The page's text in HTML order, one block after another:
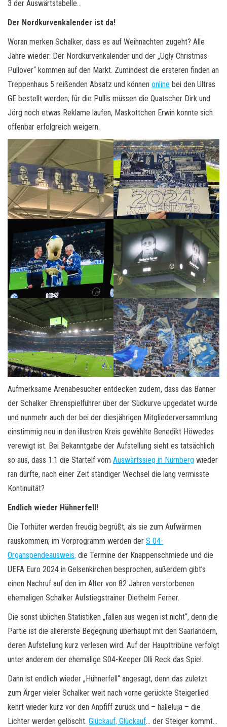
3 der Auswärtstabelle…
Der Nordkurvenkalender ist da!
Woran merken Schalker, dass es auf Weihnachten zugeht? Alle
Jahre wieder: Der Nordkurvenkalender und der „Ugly Christmas-
Pullover“ kommen auf den Markt. Zumindest die ersteren finden an
Treppenhaus 5 reißenden Absatz und können online bei den Ultras
GE bestellt werden; für die Pullis müssen die Quatscher Dirk und
Jörg noch etwas Reklame laufen, Maskottchen Erwin konnte sich
offenbar erfolgreich weigern.
Aufmerksame Arenabesucher entdecken zudem, dass das Banner
der Schalker Ehrenspielführer über der Südkurve upgedatet wurde
und nunmehr auch der bei der diesjährigen Mitgliederversammlung
einstimmig neu in den illustren Kreis gewählte Benedikt Höwedes
verewigt ist. Bei Bekanntgabe der Aufstellung sieht es tatsächlich
so aus, dass 1:1 die Startelf vom Auswärtssieg in Nürnberg wieder
ran dürfte, nach einer Zeit ständiger Wechsel die lang vermisste
Kontinuität?
Endlich wieder Hühnerfell!
Die Torhüter werden freudig begrüßt, als sie zum Aufwärmen
rauskommen; im Vorprogramm werden der S 04-
Organspendeausweis, die Termine der Knappenschmiede und die
UEFA Euro 2024 in Gelsenkirchen besprochen, außerdem gibt’s
einen Nachruf auf den im Alter von 82 Jahren verstorbenen
ehemaligen Schalker Aufstiegstrainer Diethelm Ferner.
Die sonst üblichen Statistiken „fallen aus wegen ist nicht“, denn die
Partie ist die allererste Begegnung überhaupt mit den Saarländern,
deren Aufstellung kurz verlesen wird. Auf der Haupttribüne verfolgt
unter anderem der ehemalige S04-Keeper Olli Reck das Spiel.
Dann ist endlich wieder „Hühnerfell“ angesagt, denn das zuletzt
zum Ärger vieler Schalker weit nach vorne gerückte Steigerlied
kehrt wieder kurz vor den Anpfiff zurück und – halleluja – die
Lichter werden gelöscht. Glückauf, Glückauf… der Steiger kommt…